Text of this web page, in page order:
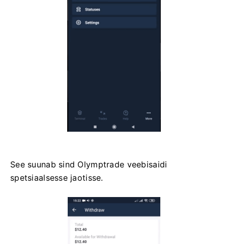
See suunab sind Olymptrade veebisaidi
spetsiaalsesse jaotisse.